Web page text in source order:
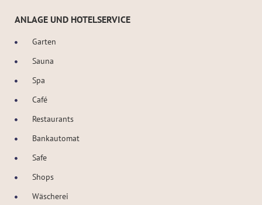
ANLAGE UND HOTELSERVICE
Garten
Sauna
Spa
Café
Restaurants
Bankautomat
Safe
Shops
Wäscherei